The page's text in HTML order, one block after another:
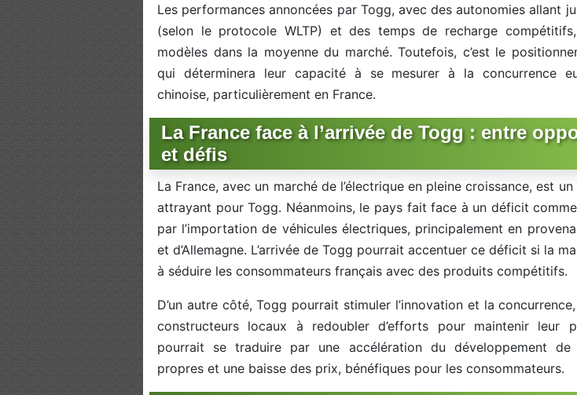
Les performances annoncées par Togg, avec des autonomies allant
(selon le protocole WLTP) et des temps de recharge
modèles dans la moyenne du marché. Toutefois, c’est le
qui déterminera leur capacité à se mesurer à la concurrence
chinoise, particulièrement en France.
La France face à l’arrivée de Togg : entre
et défis
La France, avec un marché de l’électrique en pleine croissance, est
attrayant pour Togg. Néanmoins, le pays fait face à un déficit
par l’importation de véhicules électriques, principalement en
et d’Allemagne. L’arrivée de Togg pourrait accentuer ce déficit si la
à séduire les consommateurs français avec des produits compétitifs.
D’un autre côté, Togg pourrait stimuler l’innovation et la
constructeurs locaux à redoubler d’efforts pour maintenir leur
pourrait se traduire par une accélération du développement de
propres et une baisse des prix, bénéfiques pour les consommateurs.